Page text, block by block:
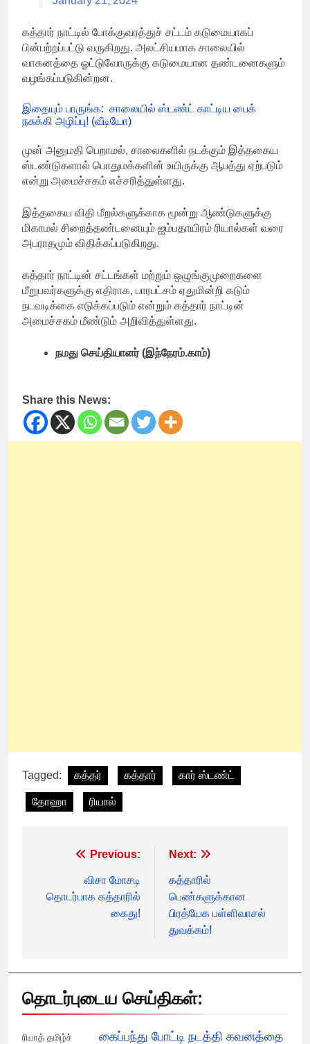
கத்தார் நாட்டில் போக்குவரத்துச் சட்டம் கடுமையாகப்
பின்பற்றப்பட்டு வருகிறது. அலட்சியமாக சாலையில்
வாகனத்தை ஓட்டுவோருக்கு கடுமையான தண்டனைகளும்
வழங்கப்படுகின்றன.
இதையும் பாருங்க: சாலையில் ஸ்டண்ட் காட்டிய பைக்
நசுக்கி அழிப்பு! (வீடியோ)
முன் அனுமதி பெறாமல், சாலைகளில் நடக்கும் இத்தகைய
ஸ்டண்டுகளால் பொதுமக்களின் உயிருக்கு ஆபத்து ஏற்படும்
என்று அமைச்சகம் எச்சரித்துள்ளது.
இத்தகைய விதி மீறல்களுக்காக மூன்று ஆண்டுகளுக்கு
மிகாமல் சிறைத்தண்டனையும் ஐம்பதாயிரம் ரியால்கள் வரை
அபராதமும் விதிக்கப்படுகிறது.
கத்தார் நாட்டின் சட்டங்கள் மற்றும் ஒழுங்குமுறைகளை
மீறுபவர்களுக்கு எதிராக, பாரபட்சம் ஏதுமின்றி கடும்
நடவடிக்கை எடுக்கப்படும் என்றும் கத்தார் நாட்டின்
அமைச்சகம் மீண்டும் அறிவித்துள்ளது.
நமது செய்தியாளர் (இந்நேரம்.காம்)
Share this News:
Tagged: கத்தர் கத்தார் கார் ஸ்டண்ட்
தோஹா ரியால்
navigation
Previous:
விசா மோசடி
தொடர்பாக கத்தாரில்
கைது!
Next:
கத்தாரில்
பெண்களுக்கான
பிரத்யேக பள்ளிவாசல்
துவக்கம்!
தொடர்புடைய செய்திகள்:
ரியாத் தமிழ்ச்
கைப்பந்து போட்டி நடத்தி கவனத்தை